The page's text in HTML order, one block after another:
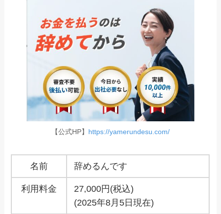
【公式HP】 https://yamerundesu.com/
名前 辞めるんです
利用料金
27,000円(税込)
(2025年8月5日現在)